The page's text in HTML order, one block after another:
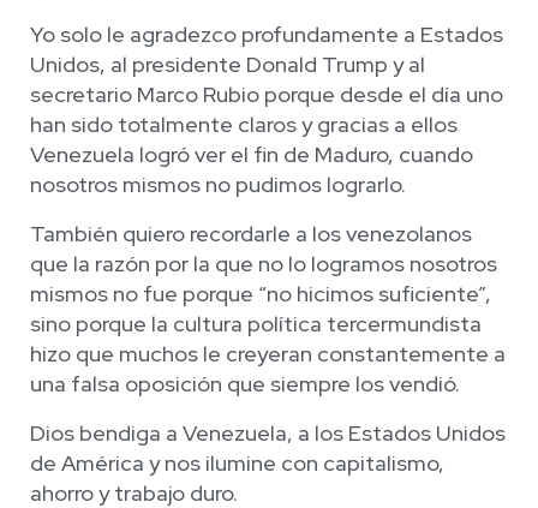
Yo solo le agradezco profundamente a Estados
Unidos, al presidente Donald Trump y al
secretario Marco Rubio porque desde el día uno
han sido totalmente claros y gracias a ellos
Venezuela logró ver el fin de Maduro, cuando
nosotros mismos no pudimos lograrlo.
También quiero recordarle a los venezolanos
que la razón por la que no lo logramos nosotros
mismos no fue porque “no hicimos suficiente”,
sino porque la cultura política tercermundista
hizo que muchos le creyeran constantemente a
una falsa oposición que siempre los vendió.
Dios bendiga a Venezuela, a los Estados Unidos
de América y nos ilumine con capitalismo,
ahorro y trabajo duro.